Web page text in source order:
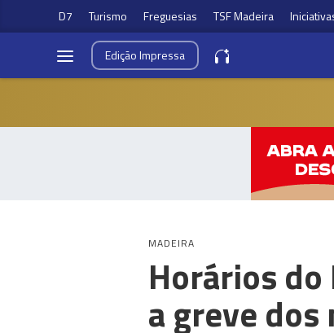
D7 Turismo Freguesias TSF Madeira
EdiçãoImpressa
MADEIRA
Horários
a greve